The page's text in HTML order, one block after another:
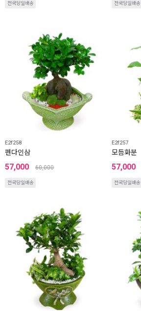
전국당일배송 전국당일배송
E2f258
펜다인삼
57,000 60,000
전국당일배송
E2f257
모듬화분
57,000
전국당일배송